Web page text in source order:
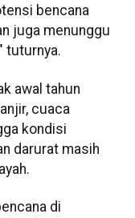
bencana
juga menunggu
tuturnya.
awal tahun
cuaca
kondisi
darurat masih
di